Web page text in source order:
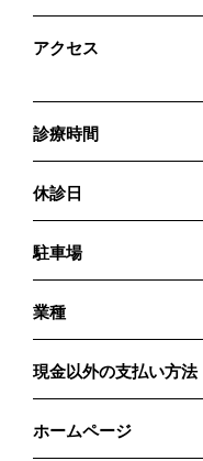
アクセス
診療時間
休診日
駐車場
業種
現金以外の支払い方法
ホームページ